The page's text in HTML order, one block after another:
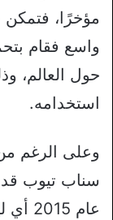
مؤخرًا،
واسع فقام
حول العالم،
استخدامه.
وعلى الرغم
سناب تيوب
عام